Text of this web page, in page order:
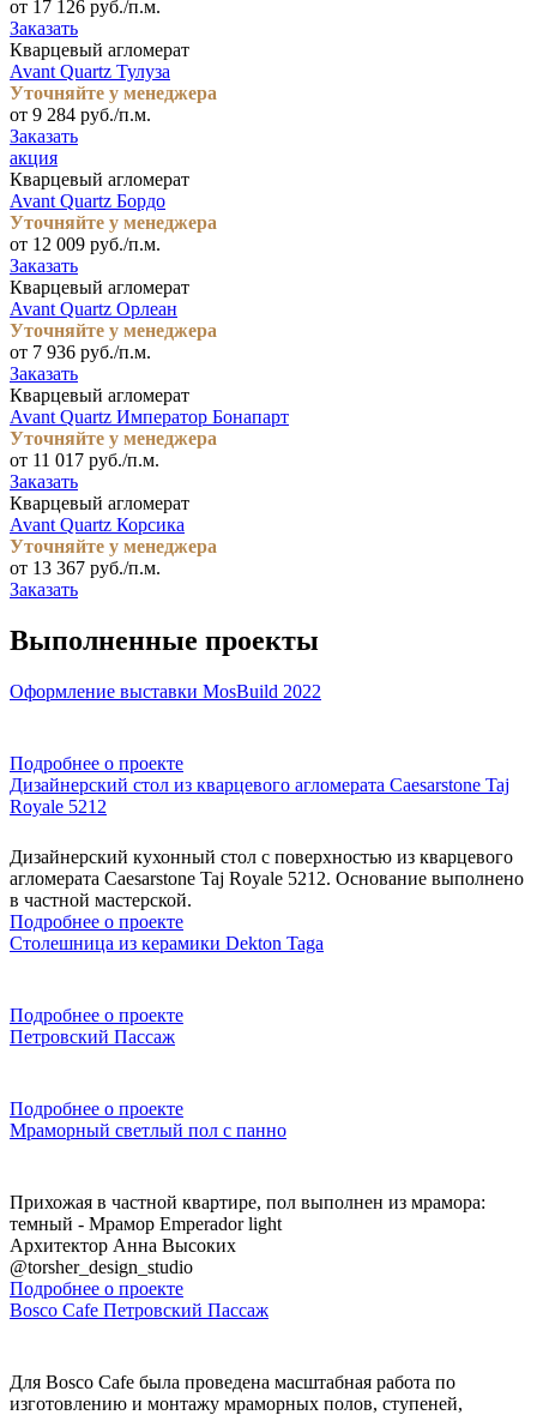
от 17 126 руб./п.м.
Заказать
Кварцевый агломерат
Avant Quartz Тулуза
Уточняйте у менеджера
от 9 284 руб./п.м.
Заказать
акция
Кварцевый агломерат
Avant Quartz Бордо
Уточняйте у менеджера
от 12 009 руб./п.м.
Заказать
Кварцевый агломерат
Avant Quartz Орлеан
Уточняйте у менеджера
от 7 936 руб./п.м.
Заказать
Кварцевый агломерат
Avant Quartz Император Бонапарт
Уточняйте у менеджера
от 11 017 руб./п.м.
Заказать
Кварцевый агломерат
Avant Quartz Корсика
Уточняйте у менеджера
от 13 367 руб./п.м.
Заказать
Выполненные проекты
Оформление выставки MosBuild 2022
Подробнее о проекте
Дизайнерский стол из кварцевого агломерата Caesarstone Taj
Royale 5212
Дизайнерский кухонный стол с поверхностью из кварцевого
агломерата Caesarstone Taj Royale 5212. Основание выполнено
в частной мастерской.
Подробнее о проекте
Столешница из керамики Dekton Taga
Подробнее о проекте
Петровский Пассаж
Подробнее о проекте
Мраморный светлый пол с панно
Прихожая в частной квартире, пол выполнен из мрамора:
темный - Мрамор Emperador light
Архитектор Анна Высоких
@torsher_design_studio
Подробнее о проекте
Bosco Cafe Петровский Пассаж
Для Bosco Cafe была проведена масштабная работа по
изготовлению и монтажу мраморных полов, ступеней,